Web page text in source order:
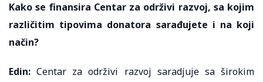
Kako se finansira Centar za održivi razvoj, sa kojim
različitim tipovima donatora sarađujete i na koji
način?
Edin: Centar za održivi razvoj saradjuje sa širokim